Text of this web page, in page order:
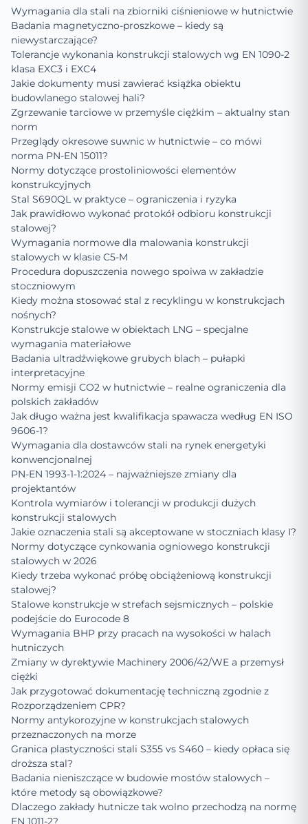
Wymagania dla stali na zbiorniki ciśnieniowe w hutnictwie
Badania magnetyczno-proszkowe – kiedy są
niewystarczające?
Tolerancje wykonania konstrukcji stalowych wg EN 1090-2
klasa EXC3 i EXC4
Jakie dokumenty musi zawierać książka obiektu
budowlanego stalowej hali?
Zgrzewanie tarciowe w przemyśle ciężkim – aktualny stan
norm
Przeglądy okresowe suwnic w hutnictwie – co mówi
norma PN-EN 15011?
Normy dotyczące prostoliniowości elementów
konstrukcyjnych
Stal S690QL w praktyce – ograniczenia i ryzyka
Jak prawidłowo wykonać protokół odbioru konstrukcji
stalowej?
Wymagania normowe dla malowania konstrukcji
stalowych w klasie C5-M
Procedura dopuszczenia nowego spoiwa w zakładzie
stoczniowym
Kiedy można stosować stal z recyklingu w konstrukcjach
nośnych?
Konstrukcje stalowe w obiektach LNG – specjalne
wymagania materiałowe
Badania ultradźwiękowe grubych blach – pułapki
interpretacyjne
Normy emisji CO2 w hutnictwie – realne ograniczenia dla
polskich zakładów
Jak długo ważna jest kwalifikacja spawacza według EN ISO
9606-1?
Wymagania dla dostawców stali na rynek energetyki
konwencjonalnej
PN-EN 1993-1-1:2024 – najważniejsze zmiany dla
projektantów
Kontrola wymiarów i tolerancji w produkcji dużych
konstrukcji stalowych
Jakie oznaczenia stali są akceptowane w stoczniach klasy I?
Normy dotyczące cynkowania ogniowego konstrukcji
stalowych w 2026
Kiedy trzeba wykonać próbę obciążeniową konstrukcji
stalowej?
Stalowe konstrukcje w strefach sejsmicznych – polskie
podejście do Eurocode 8
Wymagania BHP przy pracach na wysokości w halach
hutniczych
Zmiany w dyrektywie Machinery 2006/42/WE a przemysł
ciężki
Jak przygotować dokumentację techniczną zgodnie z
Rozporządzeniem CPR?
Normy antykorozyjne w konstrukcjach stalowych
przeznaczonych na morze
Granica plastyczności stali S355 vs S460 – kiedy opłaca się
droższa stal?
Badania nieniszczące w budowie mostów stalowych –
które metody są obowiązkowe?
Dlaczego zakłady hutnicze tak wolno przechodzą na normę
EN 1011-2?